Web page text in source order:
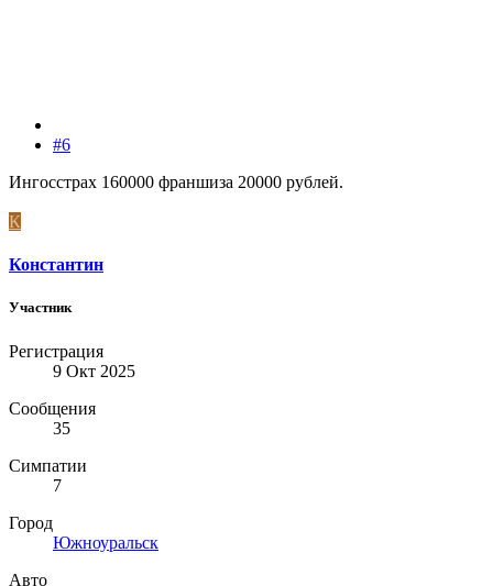
#6
Ингосстрах 160000 франшиза 20000 рублей.
К
Константин
Участник
Регистрация
9 Окт 2025
Сообщения
35
Симпатии
7
Город
Южноуральск
Авто